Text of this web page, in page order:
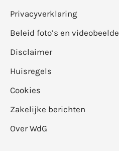
Privacyverklaring
Beleid foto’s en
Disclaimer
Huisregels
Cookies
Zakelijke berichten
Over WdG